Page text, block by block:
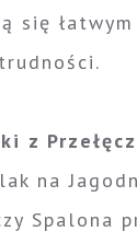
się
trudności.
z
na
Spalona